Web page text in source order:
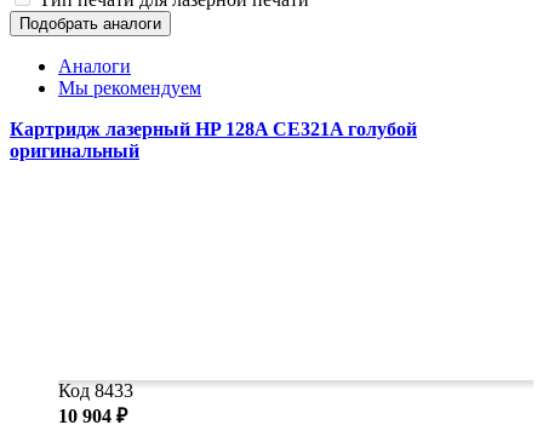
Замки прочие
Подобрать аналоги
Аналоги
Мы рекомендуем
Картридж лазерный HP 128A CE321A голубой
оригинальный
Код 8433
10 904 ₽